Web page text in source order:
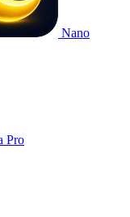
Nano
Pro